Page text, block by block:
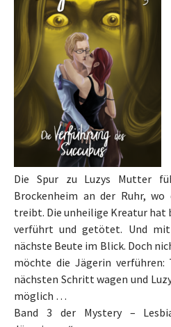
Die Spur zu Luzys Mutter
Brockenheim an der Ruhr, wo
treibt. Die unheilige Kreatur hat
verführt und getötet. Und
nächste Beute im Blick. Doch
möchte die Jägerin verführen:
nächsten Schritt wagen und
möglich …
Band 3 der Mystery –